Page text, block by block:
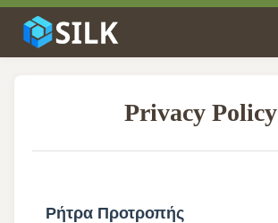
Privacy Policy
Ρήτρα Προτροπής